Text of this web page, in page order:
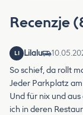
Recenzje
LI Lilalu
So schief, da rollt
Jeder Parkplatz
Und für nix und
ich in deren